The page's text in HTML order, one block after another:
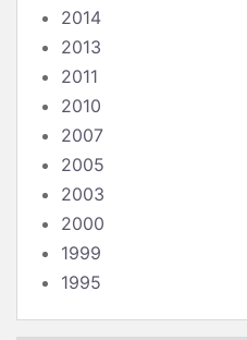
2014
2013
2011
2010
2007
2005
2003
2000
1999
1995